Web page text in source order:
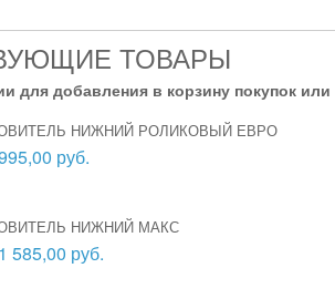
ТОВАРЫ
для добавления в корзину покупок или
НИЖНИЙ РОЛИКОВЫЙ ЕВРО
руб.
НИЖНИЙ МАКС
1 585,00 руб.